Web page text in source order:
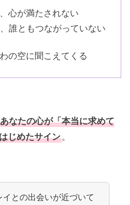
心が満たされない
誰ともつながっていない
の空に聞こえてくる
あなたの心が「本当に求めて
じめたサイン。
イとの出会いが近づいて